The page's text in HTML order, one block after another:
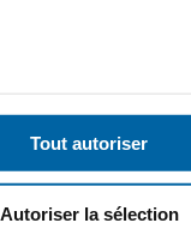
Tout autoriser
Autoriser la sélection